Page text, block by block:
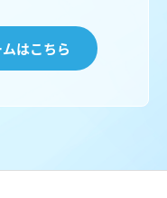
はこちら